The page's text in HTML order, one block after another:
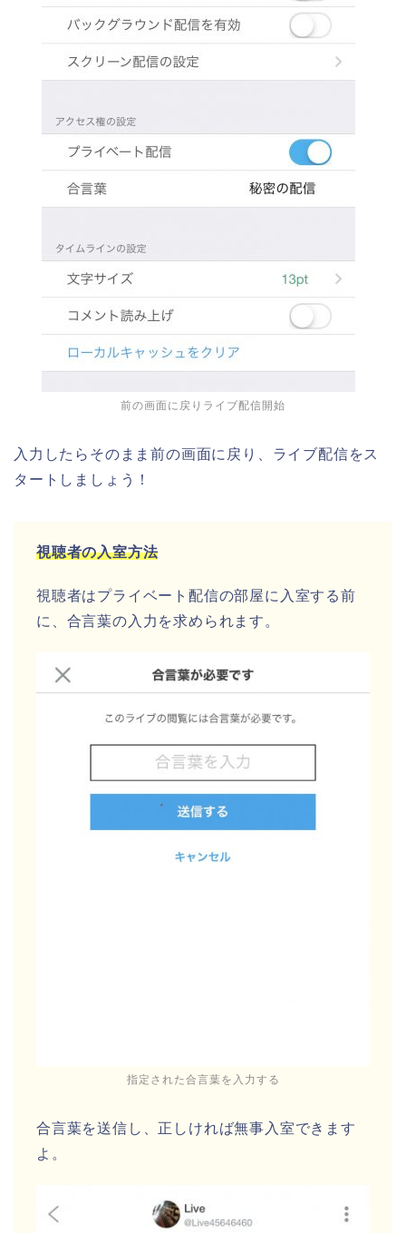
前の画面に戻りライブ配信開始
入力したらそのまま前の画面に戻り、ライブ配信をス
タートしましょう！
視聴者の入室方法
視聴者はプライベート配信の部屋に入室する前
に、合言葉の入力を求められます。
指定された合言葉を入力する
合言葉を送信し、正しければ無事入室できます
よ。